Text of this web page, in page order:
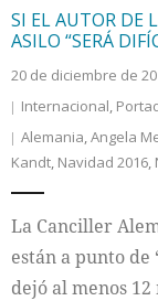
Internacional
Cultura
SI EL AUTOR DE
ASILO “SERÁ
20 de diciembre de
Internacional,
Alemania,Angela
Kandt, Navidad 2016,
La Canciller
están a punto de
dejó al menos